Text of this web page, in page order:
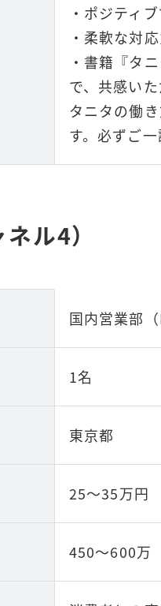
・ポジティ
・柔軟な対
・ 書籍『タ
で、共感い
タニタの働
す。必ずご
ル4）
国内営業部
1名
東京都
25～35万円
450～600万